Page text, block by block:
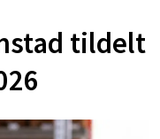
tildelt